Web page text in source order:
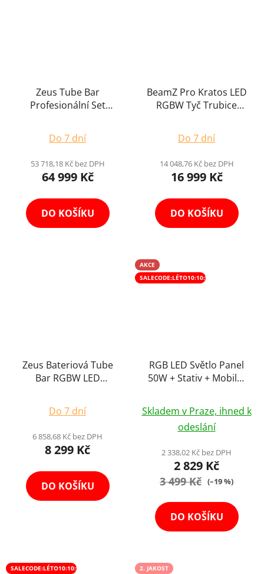
Zeus Tube Bar
Profesionální Set
RGBW LED Trubic v
Nabíjecím Kufru
hodnocení
produktu
je
z
Do 7 dní
53 718,18 Kč bez DPH
64 999 Kč
DO KOŠÍKU
BeamZ Pro Kratos LED
RGBW Tyč Trubice
Světlo s Krytím IP65 a
Baterií
Do 7 dní
14 048,76 Kč bez DPH
16 999 Kč
DO KOŠÍKU
Zeus Bateriová Tube
Bar RGBW LED
Kreativní Nasvícení
Scény 3 Režimy
Do 7 dní
6 858,68 Kč bez DPH
8 299 Kč
DO KOŠÍKU
AKCE
SALECODE:LÉTO10:10:%
RGB LED Světlo Panel
50W + Stativ + Mobilní
Možnost Baterii
Skladem v Praze, ihned k
odeslání
2 338,02 Kč bez DPH
2 829 Kč
3 499 Kč (–19 %)
DO KOŠÍKU
SALECODE:LÉTO10:10:%
2. JAKOST